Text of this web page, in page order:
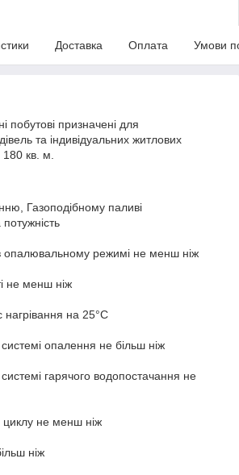
Доставка Оплата Умови
побутові призначені для
та індивідуальних житлових
кв. м.
Газоподібному паливі
опалювальному режимі не менш ніж
не менш ніж
нагрівання на 25°C
опалення не більш ніж
гарячого водопостачання не
циклу не менш ніж
ніж